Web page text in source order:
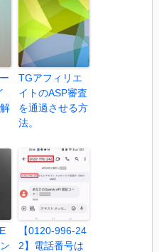
TGアフィリエ
イトのASP審査
を通過させる方
法。
【0120-996-24
2】電話番号は